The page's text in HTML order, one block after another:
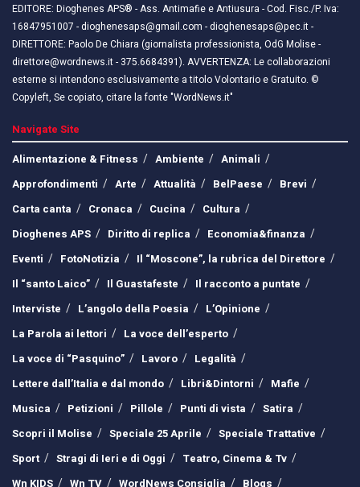
EDITORE: Dioghenes APS® - Ass. Antimafie e Antiusura - Cod. Fisc./P. Iva:
16847951007 - dioghenesaps@gmail.com - dioghenesaps@pec.it - ​​
DIRETTORE: Paolo De Chiara (giornalista professionista, OdG Molise -
direttore@wordnews.it - ​​375.6684391). AVVERTENZA: Le collaborazioni
esterne si intendono esclusivamente a titolo Volontario e Gratuito. ©
Copyleft, Se copiato, citare la fonte "WordNews.it"
Navigate Site
Alimentazione & Fitness
Ambiente
Animali
Approfondimenti
Arte Attualità BelPaese
Brevi
Carta canta
Cronaca Cucina
Cultura
Dioghenes APS
Diritto di replica
Economia&finanza
Eventi
FotoNotizia
Il “Moscone”, la rubrica del Direttore
Il “santo Laico”
Il Guastafeste
Il racconto a puntate
Interviste
L’angolo della Poesia
L’Opinione
La Parola ai lettori
La voce dell’esperto
La voce di “Pasquino”
Lavoro
Legalità
Lettere dall’Italia e dal mondo
Libri&Dintorni
Mafie
Musica
Petizioni Pillole Punti di vista
Satira
Scopri il Molise
Speciale 25 Aprile
Speciale Trattative
Sport
Stragi di Ieri e di Oggi
Teatro, Cinema & Tv
Wn KIDS
Wn TV WordNews Consiglia Blogs